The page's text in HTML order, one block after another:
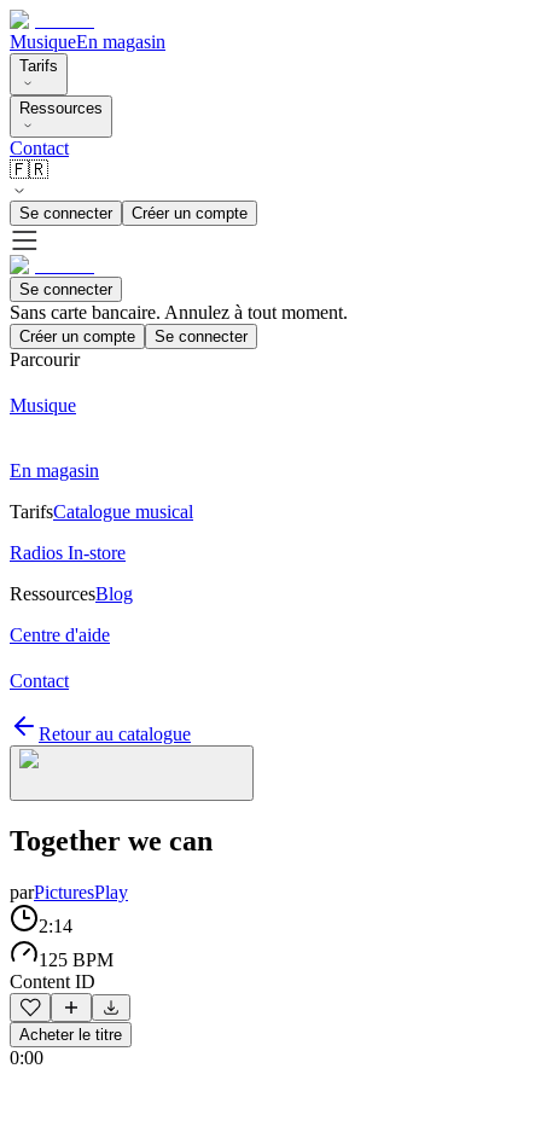
MusiqueEn magasin
Tarifs
Ressources
Contact
🇫🇷
Se connecter Créer un compte
Se connecter
Sans carte bancaire. Annulez à tout moment.
Créer un compte Se connecter
Parcourir
Musique
En magasin
TarifsCatalogue musical
Radios In-store
RessourcesBlog
Centre d'aide
Contact
Retour au catalogue
Together we can
parPicturesPlay
2:14
125 BPM
Content ID
Acheter le titre
0:00